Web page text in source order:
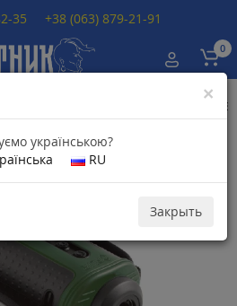
0
Тепловизор FLIR Scout
×
українською?
RU
Закрыть
35 +38 (063) 879-21-91